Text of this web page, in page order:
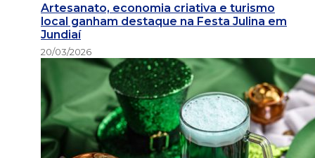
Artesanato, economia criativa e turismo
local ganham destaque na Festa Julina em
Jundiaí
20/03/2026